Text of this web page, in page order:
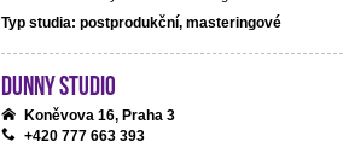
Typ studia: postprodukční, masteringové
Dunny studio
Koněvova 16, Praha 3
+420 777 663 393